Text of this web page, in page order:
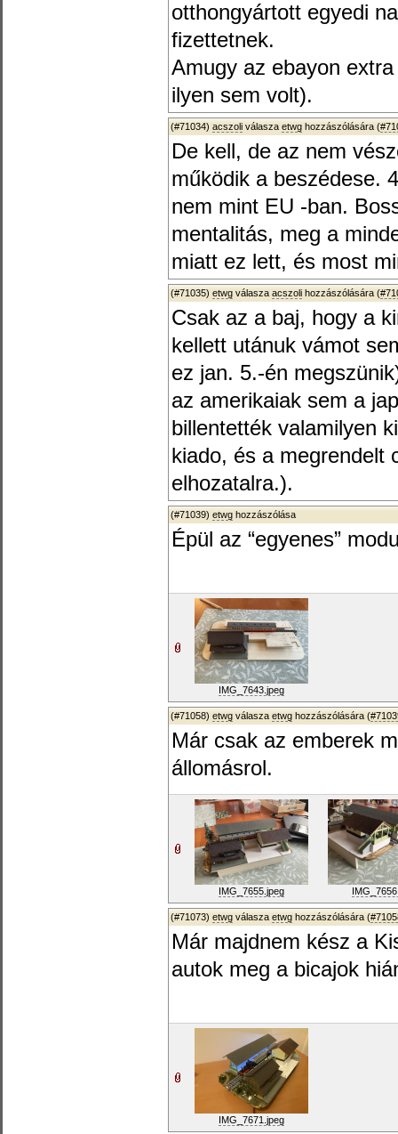
otthongyártott egyedi
fizettetnek.
Amugy az ebayon
ilyen sem volt).
(#71034) acszoli válasza etwg hozzászólására (
De kell, de az nem
működik a beszédese.
nem mint EU -ban.
mentalitás, meg a
miatt ez lett, és most
(#71035) etwg válasza acszoli hozzászólására (
Csak az a baj, hogy a
kellett utánuk vámot
ez jan. 5.-én
az amerikaiak sem a
billentették valamilyen
kiado, és a megrendelt
elhozatalra.).
(#71039) etwg hozzászólása
Épül az “egyenes”
IMG_7643.jpeg
(#71058) etwg válasza etwg hozzászólására (
Már csak az emberek
állomásrol.
IMG_7655.jpeg
(#71073) etwg válasza etwg hozzászólására (
Már majdnem kész a
autok meg a bicajok
IMG_7671.jpeg